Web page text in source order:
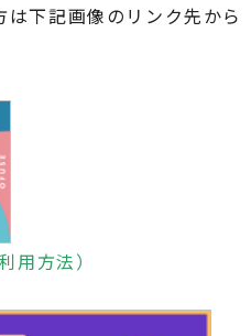
下記画像のリンク先から
用方法）